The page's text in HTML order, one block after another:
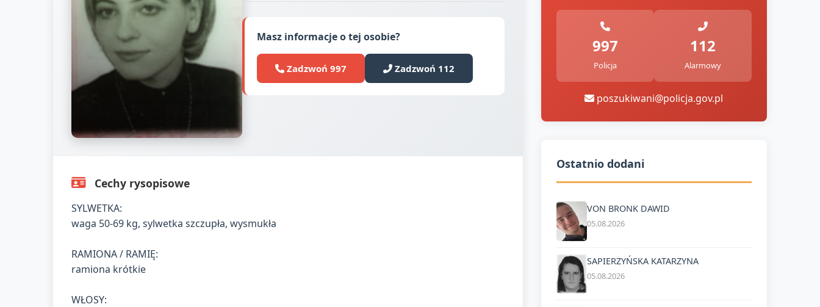
Masz informacje o tej osobie?
Zadzwoń 997 Zadzwoń 112
Cechy rysopisowe
SYLWETKA:
waga 50-69 kg, sylwetka szczupła, wysmukła
RAMIONA / RAMIĘ:
ramiona krótkie
WŁOSY:
997
Policja
112
Alarmowy
poszukiwani@policja.gov.pl
Ostatnio dodani
VON BRONK DAWID
05.08.2026
SAPIERZYŃSKA KATARZYNA
05.08.2026